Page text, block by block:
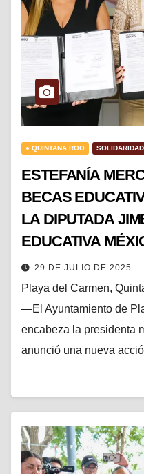
● QUINTANA ROO SOLIDARIDAD
ESTEFANÍA
BECAS
LA DIPUTADA
EDUCATIVA
29 DE JULIO DE 2025
Playa del Carmen,
—El Ayuntamiento de
encabeza la presidenta
anunció una nueva